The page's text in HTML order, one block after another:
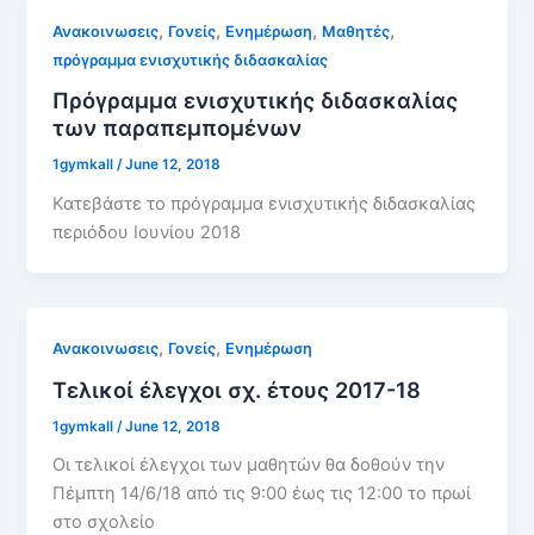
Ανακοινωσεις, Γονείς, Ενημέρωση, Μαθητές,
πρόγραμμα ενισχυτικής διδασκαλίας
Πρόγραμμα ενισχυτικής διδασκαλίας
των παραπεμπομένων
1gymkall/June 12, 2018
Κατεβάστε το πρόγραμμα ενισχυτικής διδασκαλίας
περιόδου Ιουνίου 2018
Ανακοινωσεις, Γονείς, Ενημέρωση
Τελικοί έλεγχοι σχ. έτους 2017-18
1gymkall /June 12, 2018
Οι τελικοί έλεγχοι των μαθητών θα δοθούν την
Πέμπτη 14/6/18 από τις 9:00 έως τις 12:00 το πρωί
στο σχολείο